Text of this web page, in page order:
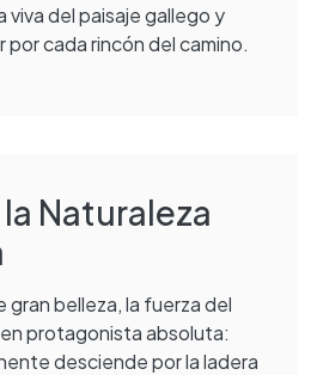
viva del paisaje gallego y
cada rincón del camino.
Naturaleza
gran belleza, la fuerza del
protagonista absoluta:
desciende por la ladera